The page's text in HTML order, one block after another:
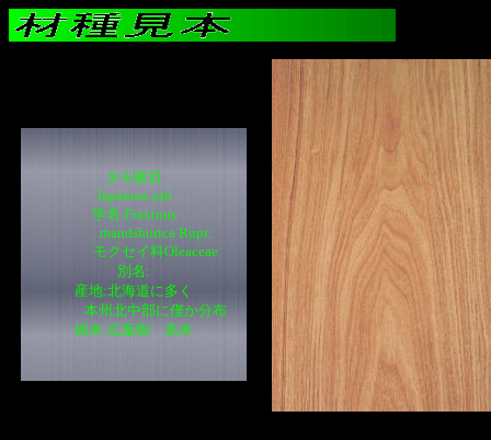
タモ板目
Japanese ash
学名:Fraxinus
mandshurica Rupr.
モクセイ科Oleaceae
別名:
産地:北海道に多く
本州北中部に僅か分布
樹木:広葉樹 高木